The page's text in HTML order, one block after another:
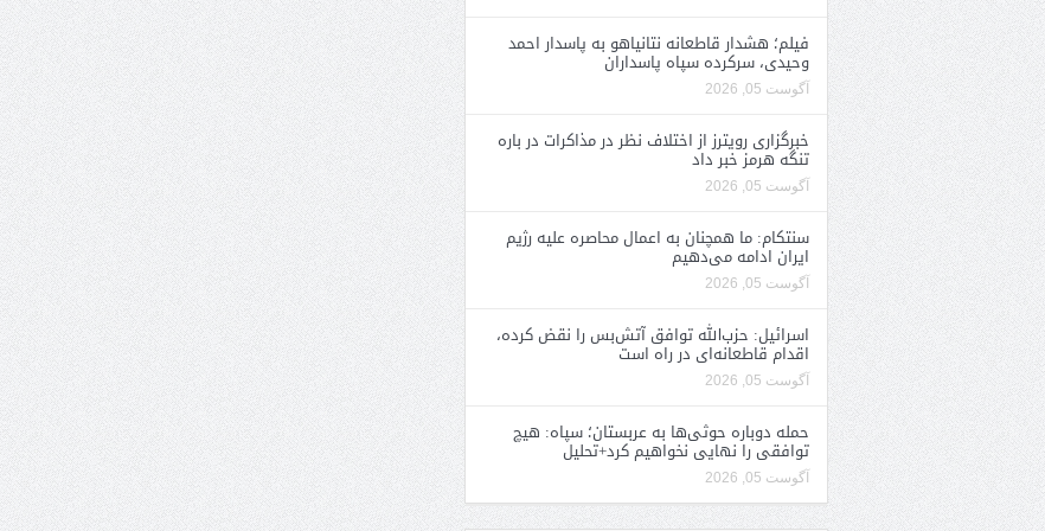
فیلم؛ هشدار قاطعانه نتانیاهو به پاسدار احمد
وحیدی، سرکرده سپاه پاسداران
آگوست 05, 2026
خبرگزاری رویترز از اختلاف نظر در مذاکرات در باره
تنگه هرمز خبر داد
آگوست 05, 2026
سنتکام: ما همچنان به اعمال محاصره علیه رژیم
ایران ادامه می‌دهیم
آگوست 05, 2026
اسرائیل: حزب‌الله توافق آتش‌بس را نقض کرده،
اقدام قاطعانه‌ای در راه است
آگوست 05, 2026
حمله دوباره حوثی‌ها به عربستان؛ سپاه: هیچ
توافقی را نهایی نخواهیم کرد+تحلیل
آگوست 05, 2026